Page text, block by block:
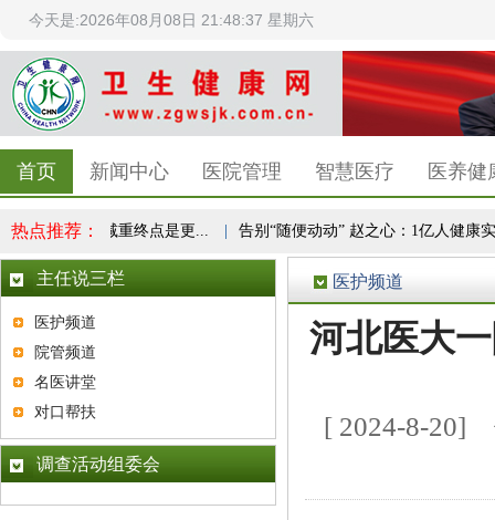
今天是:2026年08月08日 21:48:37 星期六
首页 新闻中心 医院管理 智慧医疗 医养健
热点推荐：
健康共识，减重终点是更... | 告别“随便动动” 赵之心：1亿人健康实
医护频道
河北医大
[ 2024-8-20]
主任说三栏
医护频道
院管频道
名医讲堂
对口帮扶
调查活动组委会